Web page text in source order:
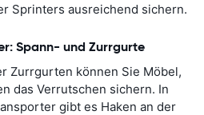
Sprinters ausreichend sichern.
Spann- und Zurrgurte
Zurrgurten können Sie Möbel,
das Verrutschen sichern. In
gibt es Haken an der